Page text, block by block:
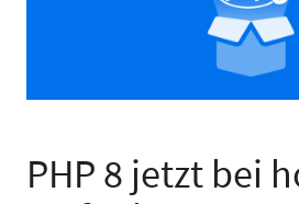
PHP 8 jetzt bei